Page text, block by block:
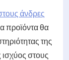
άνδρες
προϊόντα θα
της
ισχύος στους